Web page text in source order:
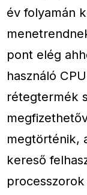
év folyamán
pont elég
használó
rétegtermék
megtörténik,
kereső